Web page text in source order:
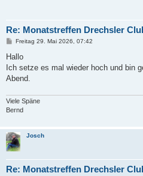
Re: Monatstreffen Drechsler
B
i
r
a
Freitag 29. Mai 2026, 07:42
Hallo
Ich setze es mal wieder hoch und bin
Abend.
Viele Späne
Bernd
Josch
Re: Monatstreffen Drechsler